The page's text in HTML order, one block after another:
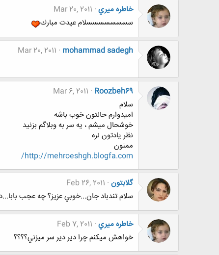
خاطره ميري Mar 20, 2011
سسسسسسسسلام عيدت مبارك
mohammad sadegh
Mar 20, 2011
Roozbeh69
Mar 6, 2011
سلام
امیدوارم حالتون خوب باشه
خوشحال میشم ، یه سر به وبلاگم بزنید
نظر یادتون نره
ممنون
http://mehroeshgh.blogfa.com/
گلابتون Feb 26, 2011
سلام تندباد جان...خوبي عزيز؟ چه عجب
خاطره ميري Feb 7, 2011
خواهش ميكنم چرا دير دير سر ميزني؟؟؟؟